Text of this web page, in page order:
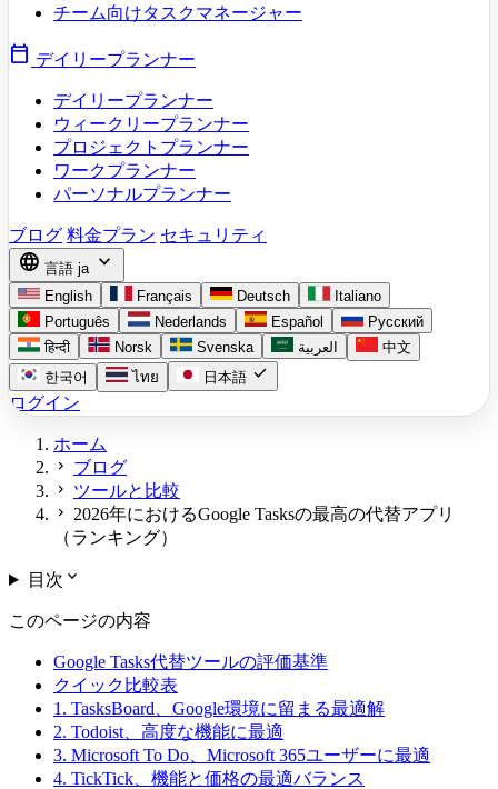
チーム向けタスクマネージャー
calendar_today デイリープランナー
デイリープランナー
ウィークリープランナー
プロジェクトプランナー
ワークプランナー
パーソナルプランナー
ブログ 料金プラン セキュリティ
language 言語 ja expand_more
English Français Deutsch
Italiano
Português
Nederlands Español
Русский
हिन्दी
Norsk Svenska العربية
中文
한국어
ไทย 日本語 check
ログイン
ホーム
chevron_right ブログ
chevron_right ツールと比較
chevron_right
2026年におけるGoogle Tasksの最高の代替アプリ
（ランキング）
目次 expand_more
このページの内容
Google Tasks代替ツールの評価基準
クイック比較表
1. TasksBoard、Google環境に留まる最適解
2. Todoist、高度な機能に最適
3. Microsoft To Do、Microsoft 365ユーザーに最適
4. TickTick、機能と価格の最適バランス